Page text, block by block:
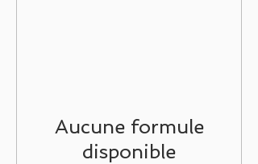
Aucune formule
disponible